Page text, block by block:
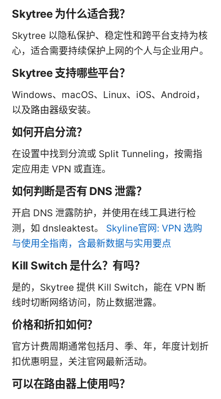
Skytree 为什么适合我？
Skytree 以隐私保护、稳定性和跨平台支持为核
心，适合需要持续保护上网的个人与企业用户。
Skytree 支持哪些平台？
Windows、macOS、Linux、iOS、Android，
以及路由器级安装。
如何开启分流？
在设置中找到分流或 Split Tunneling，按需指
定应用走 VPN 或直连。
如何判断是否有 DNS 泄露？
开启 DNS 泄露防护，并使用在线工具进行检
测，如 dnsleaktest。 Skyline官网: VPN 选购
与使用全指南，含最新数据与实用要点
Kill Switch 是什么？有吗？
是的，Skytree 提供 Kill Switch，能在 VPN 断
线时切断网络访问，防止数据泄露。
价格和折扣如何？
官方计费周期通常包括月、季、年，年度计划折
扣优惠明显，关注官网最新活动。
可以在路由器上使用吗？